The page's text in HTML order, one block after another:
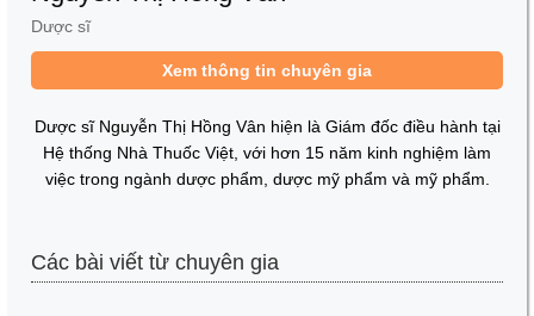
Dược sĩ
Xem thông tin chuyên gia
Dược sĩ Nguyễn Thị Hồng Vân hiện là Giám đốc điều hành tại
Hệ thống Nhà Thuốc Việt, với hơn 15 năm kinh nghiệm làm
việc trong ngành dược phẩm, dược mỹ phẩm và mỹ phẩm.
Các bài viết từ chuyên gia